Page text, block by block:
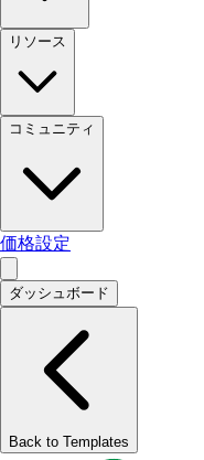
リソース
コミュニティ
価格設定
ダッシュボード
Back to Templates